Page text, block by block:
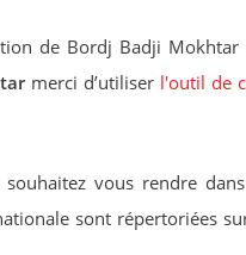
de Bordj Badji
merci d’utiliser l'outil de
vous rendre
sont répertoriées